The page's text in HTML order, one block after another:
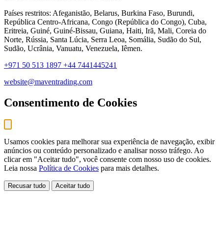
Países restritos: Afeganistão, Belarus, Burkina Faso, Burundi,
República Centro-Africana, Congo (República do Congo), Cuba,
Eritreia, Guiné, Guiné-Bissau, Guiana, Haiti, Irã, Mali, Coreia do
Norte, Rússia, Santa Lúcia, Serra Leoa, Somália, Sudão do Sul,
Sudão, Ucrânia, Vanuatu, Venezuela, Iêmen.
+971 50 513 1897 +44 7441445241
website@maventrading.com
Consentimento de Cookies
Usamos cookies para melhorar sua experiência de navegação, exibir
anúncios ou conteúdo personalizado e analisar nosso tráfego. Ao
clicar em "Aceitar tudo", você consente com nosso uso de cookies.
Leia nossa Política de Cookies para mais detalhes.
Recusar tudo Aceitar tudo